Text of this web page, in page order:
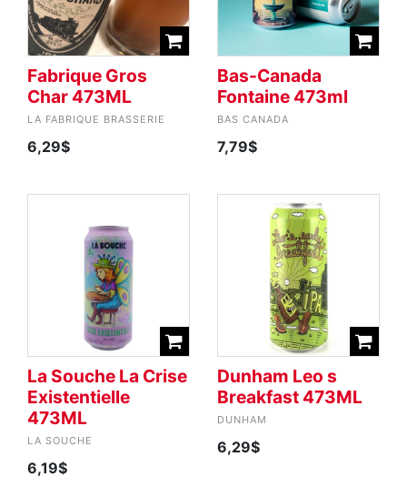
Fabrique Gros
Char 473ML
LA FABRIQUE BRASSERIE
6,29$
Bas-Canada
Fontaine 473ml
BAS CANADA
7,79$
La Souche La Crise
Existentielle
473ML
LA SOUCHE
6,19$
Dunham Leo s
Breakfast 473ML
DUNHAM
6,29$